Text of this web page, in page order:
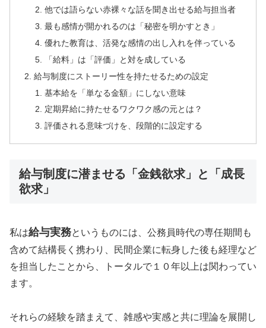
他では語らない赤裸々な話を聞き出せる給与担当者
最も感情が開かれるのは「秘密を明かすとき」
優れた教育は、活発な感情の出し入れを伴っている
「給料」は「評価」と対を成している
給与制度にストーリー性を持たせるための設定
基本給を「単なる金額」にしない意味
定期昇給に持たせるワクワク感の元とは？
評価される意味づけを、段階的に設定する
給与制度に潜ませる「金銭欲求」と「成長
欲求」
私は給与実務というものには、公務員時代の専任期間も
含めて結構長く携わり、民間企業に転身した後も経理など
を担当したことから、トータルで１０年以上は関わってい
ます。
それらの経験を踏まえて、雑感や実感と共に理論を展開し